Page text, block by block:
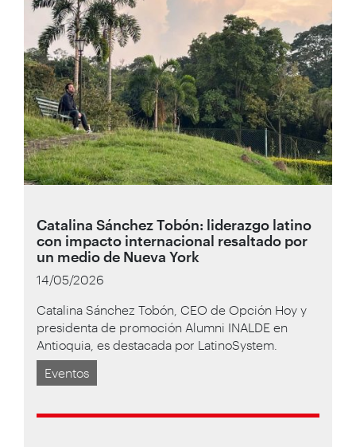
Catalina Sánchez Tobón: liderazgo latino
con impacto internacional resaltado por
un medio de Nueva York
14/05/2026
Catalina Sánchez Tobón, CEO de Opción Hoy y
presidenta de promoción Alumni INALDE en
Antioquia, es destacada por LatinoSystem.
Eventos